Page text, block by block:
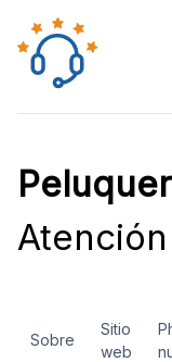
Sobre
Sitio
web